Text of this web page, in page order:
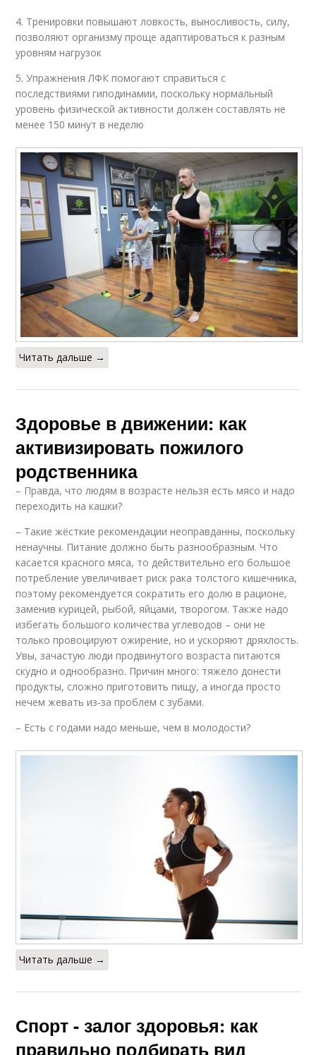
4. Тренировки повышают ловкость, выносливость, силу,
позволяют организму проще адаптироваться к разным
уровням нагрузок
5. Упражнения ЛФК помогают справиться с
последствиями гиподинамии, поскольку нормальный
уровень физической активности должен составлять не
менее 150 минут в неделю
Читать дальше →
Здоровье в движении: как
активизировать пожилого
родственника
– ​Правда, что людям в возрасте нельзя есть мясо и надо
переходить на кашки?
– Такие жёсткие рекомендации неоправданны, по­скольку
ненаучны. Питание должно быть разнообразным. Что
касается красного мяса, то действительно его большое
потребление увеличивает риск рака толстого кишечника,
поэтому рекомендуется сократить его долю в рационе,
заменив курицей, рыбой, яйцами, творогом. Также надо
избегать большого количества углеводов – они не
только провоцируют ожирение, но и ускоряют дряхлость.
Увы, зачастую люди продвинутого возраста питаются
скудно и однообразно. Причин много: тяжело донести
продукты, сложно приготовить пищу, а иногда просто
нечем жевать из-за проблем с зубами.
– Есть с годами надо меньше, чем в молодости?
Читать дальше →
Спорт - залог здоровья: как
правильно подбирать вид